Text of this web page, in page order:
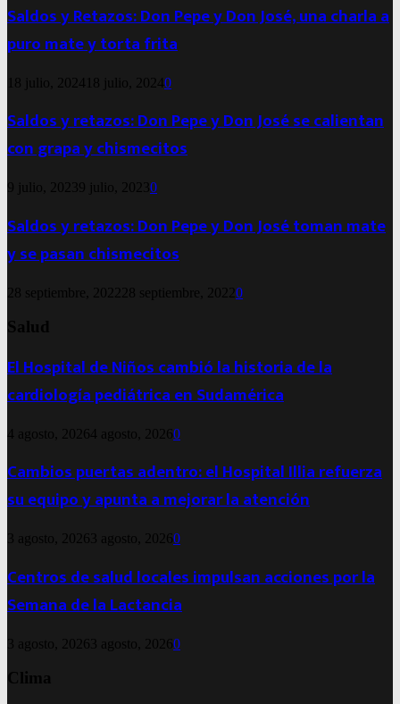
Saldos y Retazos: Don Pepe y Don José, una charla a
puro mate y torta frita
18 julio, 2024 18 julio, 20240
Saldos y retazos: Don Pepe y Don José se calientan
con grapa y chismecitos
9 julio, 20239 julio, 20230
Saldos y retazos: Don Pepe y Don José toman mate
y se pasan chismecitos
28 septiembre, 2022 28 septiembre, 2022 0
Salud
El Hospital de Niños cambió la historia de la
cardiología pediátrica en Sudamérica
4 agosto, 20264 agosto, 20260
Cambios puertas adentro: el Hospital Illia refuerza
su equipo y apunta a mejorar la atención
3 agosto, 2026 3 agosto, 20260
Centros de salud locales impulsan acciones por la
Semana de la Lactancia
3 agosto, 2026 3 agosto, 20260
Clima